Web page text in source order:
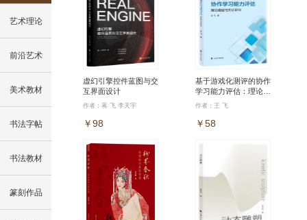
艺术理论
前沿艺术
美术教材
书法字帖
书法教材
篆刻作品
虚幻引擎控件蓝图与交
互界面设计
作者：蒋 飞 李天宇
￥98
基于游戏化测评的协作
学习能力评估：理论模
型与实证研究
作者：王 飞
￥58